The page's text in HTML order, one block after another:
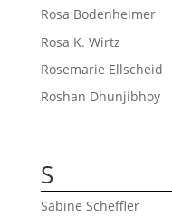
Rosa Bodenheimer
Rosa K. Wirtz
Rosemarie Ellscheid
Roshan Dhunjibhoy
S
Sabine Scheffler